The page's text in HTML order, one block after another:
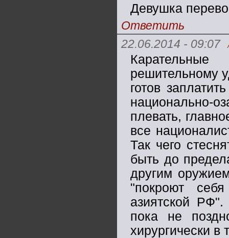
Девушка
Ответить
22.06.2014 - 09:07
решительному
готов
национально-
плевать,
все
Так чего
быть до
другим
"покроют
азиятской
пока не
хирургически в